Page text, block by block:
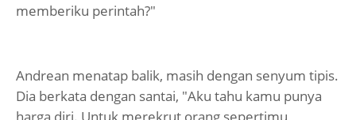
memberiku perintah?"
Andrean menatap balik, masih dengan senyum tipis.
Dia berkata dengan santai, "Aku tahu kamu punya
harga diri. Untuk merekrut orang sepertimu